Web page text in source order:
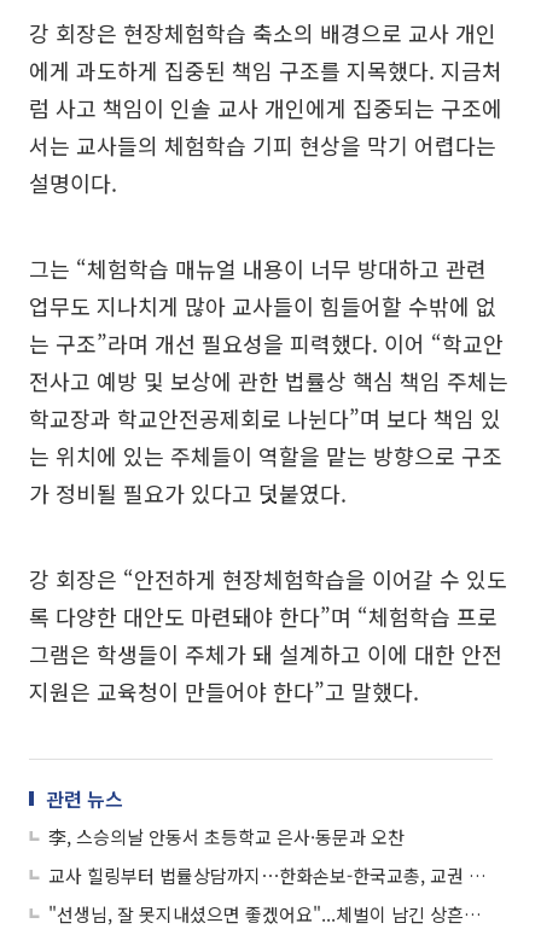
강 회장은 현장체험학습 축소의 배경으로 교사 개인
에게 과도하게 집중된 책임 구조를 지목했다. 지금처
럼 사고 책임이 인솔 교사 개인에게 집중되는 구조에
서는 교사들의 체험학습 기피 현상을 막기 어렵다는
설명이다.
그는 “체험학습 매뉴얼 내용이 너무 방대하고 관련
업무도 지나치게 많아 교사들이 힘들어할 수밖에 없
는 구조”라며 개선 필요성을 피력했다. 이어 “학교안
전사고 예방 및 보상에 관한 법률상 핵심 책임 주체는
학교장과 학교안전공제회로 나뉜다”며 보다 책임 있
는 위치에 있는 주체들이 역할을 맡는 방향으로 구조
가 정비될 필요가 있다고 덧붙였다.
강 회장은 “안전하게 현장체험학습을 이어갈 수 있도
록 다양한 대안도 마련돼야 한다”며 “체험학습 프로
그램은 학생들이 주체가 돼 설계하고 이에 대한 안전
지원은 교육청이 만들어야 한다”고 말했다.
관련 뉴스
李, 스승의날 안동서 초등학교 은사·동문과 오찬
교사 힐링부터 법률상담까지⋯한화손보-한국교총, 교권 보호 맞손
"선생님, 잘 못지내셨으면 좋겠어요"...체벌이 남긴 상흔과 교권의 붕괴